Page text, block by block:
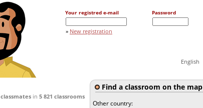
Your registred e-mail Password
» New registration
English
classmates in 5 821 classrooms
Find a classroom on the map
Other country: